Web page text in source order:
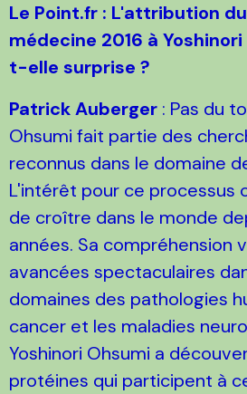
Le Point.fr : L'attribution
médecine 2016 à
t-elle surprise ?
Patrick Auberger : Pas du
Ohsumi fait partie des
reconnus dans le domaine
L'intérêt pour ce processus
de croître dans le monde
années. Sa compréhension
avancées spectaculaires
domaines des pathologies
cancer et les maladies
Yoshinori Ohsumi a
protéines qui participent à